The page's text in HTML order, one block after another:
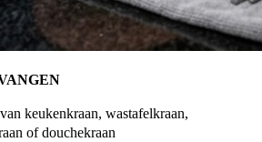
keukenkraan, wastafelkraan,
of douchekraan